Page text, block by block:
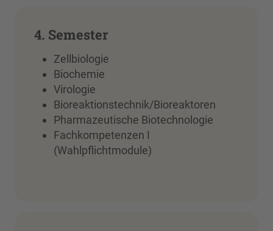
4. Semester
Zellbiologie
Biochemie
Virologie
Bioreaktionstechnik/Bioreaktoren
Pharmazeutische Biotechnologie
Fachkompetenzen I
(Wahlpflichtmodule)